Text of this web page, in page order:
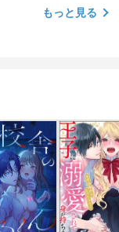
もっと見る